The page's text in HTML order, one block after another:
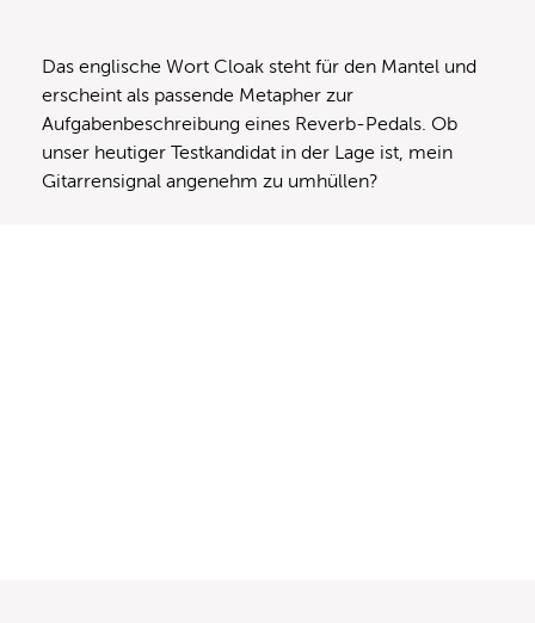
Das englische Wort Cloak steht für den Mantel und
erscheint als passende Metapher zur
Aufgabenbeschreibung eines Reverb-Pedals. Ob
unser heutiger Testkandidat in der Lage ist, mein
Gitarrensignal angenehm zu umhüllen?